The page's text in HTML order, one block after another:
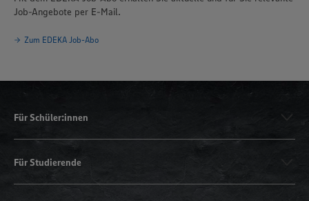
Job-Angebote per E-Mail.
Zum EDEKA Job-Abo
Für Schüler:innen
Für Studierende